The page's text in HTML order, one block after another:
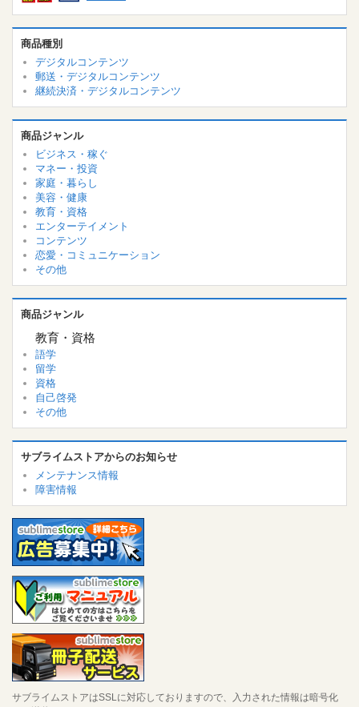
商品種別
デジタルコンテンツ
郵送・デジタルコンテンツ
継続決済・デジタルコンテンツ
商品ジャンル
ビジネス・稼ぐ
マネー・投資
家庭・暮らし
美容・健康
教育・資格
エンターテイメント
コンテンツ
恋愛・コミュニケーション
その他
商品ジャンル
教育・資格
語学
留学
資格
自己啓発
その他
サブライムストアからのお知らせ
メンテナンス情報
障害情報
サブライムストアはSSLに対応しておりますので、入力された情報は暗号化